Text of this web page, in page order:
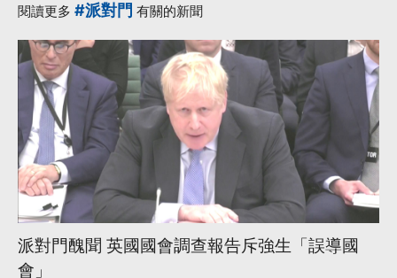
閱讀更多 #派對門 有關的新聞
派對門醜聞 英國國會調查報告斥強生「誤導國
會」